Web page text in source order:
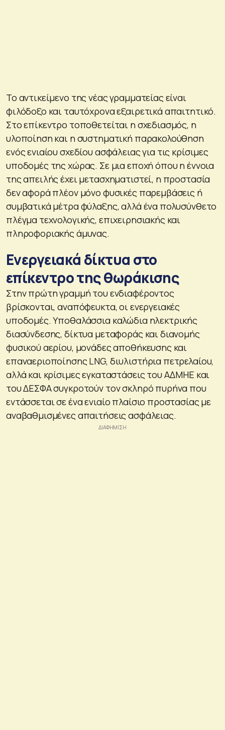
Το αντικείμενο της νέας γραμματείας είναι
φιλόδοξο και ταυτόχρονα εξαιρετικά απαιτητικό.
Στο επίκεντρο τοποθετείται η σχεδιασμός, η
υλοποίηση και η συστηματική παρακολούθηση
ενός ενιαίου σχεδίου ασφάλειας για τις κρίσιμες
υποδομές της χώρας. Σε μια εποχή όπου η έννοια
της απειλής έχει μετασχηματιστεί, η προστασία
δεν αφορά πλέον μόνο φυσικές παρεμβάσεις ή
συμβατικά μέτρα φύλαξης, αλλά ένα πολυσύνθετο
πλέγμα τεχνολογικής, επιχειρησιακής και
πληροφοριακής άμυνας.
Ενεργειακά δίκτυα στο
επίκεντρο της θωράκισης
Στην πρώτη γραμμή του ενδιαφέροντος
βρίσκονται, αναπόφευκτα, οι ενεργειακές
υποδομές. Υποθαλάσσια καλώδια ηλεκτρικής
διασύνδεσης, δίκτυα μεταφοράς και διανομής
φυσικού αερίου, μονάδες αποθήκευσης και
επαναεριοποίησης LNG, διυλιστήρια πετρελαίου,
αλλά και κρίσιμες εγκαταστάσεις του ΑΔΜΗΕ και
του ΔΕΣΦΑ συγκροτούν τον σκληρό πυρήνα που
εντάσσεται σε ένα ενιαίο πλαίσιο προστασίας με
αναβαθμισμένες απαιτήσεις ασφάλειας.